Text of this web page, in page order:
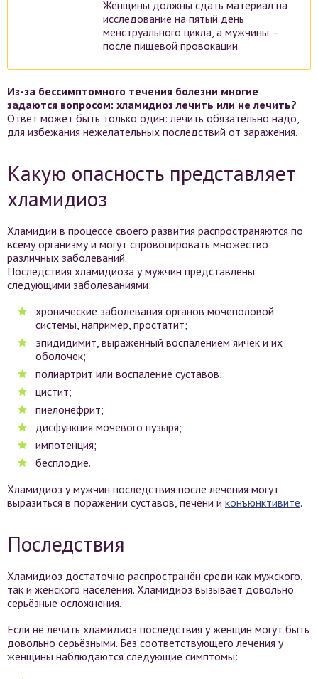
Женщины должны сдать материал на
исследование на пятый день
менструального цикла, а мужчины –
после пищевой провокации.
Из-за бессимптомного течения болезни многие
задаются вопросом: хламидиоз лечить или не лечить?
Ответ может быть только один: лечить обязательно надо,
для избежания нежелательных последствий от заражения.
Какую опасность представляет
хламидиоз
Хламидии в процессе своего развития распространяются по
всему организму и могут спровоцировать множество
различных заболеваний.
Последствия хламидиоза у мужчин представлены
следующими заболеваниями:
хронические заболевания органов мочеполовой
системы, например, простатит;
эпидидимит, выраженный воспалением яичек и их
оболочек;
полиартрит или воспаление суставов;
цистит;
пиелонефрит;
дисфункция мочевого пузыря;
импотенция;
бесплодие.
Хламидиоз у мужчин последствия после лечения могут
выразиться в поражении суставов, печени и конъюнктивите.
Последствия
Хламидиоз достаточно распространён среди как мужского,
так и женского населения. Хламидиоз вызывает довольно
серьёзные осложнения.
Если не лечить хламидиоз последствия у женщин могут быть
довольно серьёзными. Без соответствующего лечения у
женщины наблюдаются следующие симптомы: